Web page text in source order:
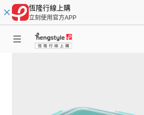
恆隆行線上購
立刻使用官方APP